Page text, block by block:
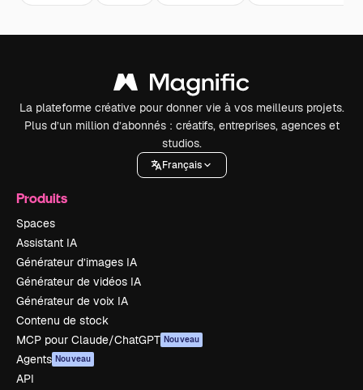
La plateforme créative pour donner vie à vos meilleurs projets.
Plus d’un million d’abonnés : créatifs, entreprises, agences et
studios.
Français
Produits
Spaces
Assistant IA
Générateur d’images IA
Générateur de vidéos IA
Générateur de voix IA
Contenu de stock
MCP pour Claude/ChatGPT Nouveau
Agents Nouveau
API